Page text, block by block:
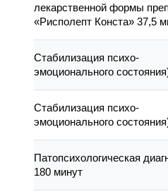
лекарственной формы
«Рисполепт Конста» 37,5
Стабилизация психо-
эмоционального
Стабилизация психо-
эмоционального
Патопсихологическая
180 минут